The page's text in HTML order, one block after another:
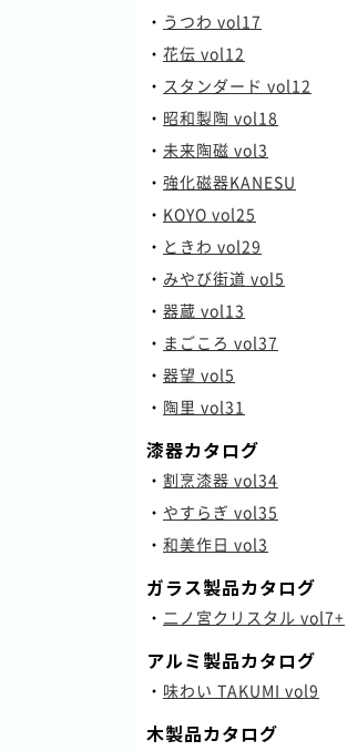
・ うつわ vol17
・ 花伝 vol12
・ スタンダード vol12
・ 昭和製陶 vol18
・ 未来陶磁 vol3
・ 強化磁器KANESU
・ KOYO vol25
・ ときわ vol29
・ みやび街道 vol5
・ 器蔵 vol13
・ まごころ vol37
・ 器望 vol5
・ 陶里 vol31
漆器カタログ
・ 割烹漆器 vol34
・ やすらぎ vol35
・ 和美作日 vol3
ガラス製品カタログ
・ 二ノ宮クリスタル vol7+
アルミ製品カタログ
・ 味わい TAKUMI vol9
木製品カタログ